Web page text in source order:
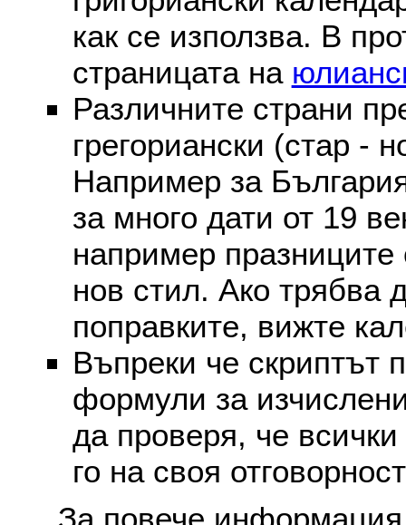
как се използва. В
страницата на
Различните страни
грегориански (стар -
Например за
за много дати от 19
например празниците
нов стил. Ако трябва
поправките, вижте
Въпреки че скриптът
формули за
да проверя, че
го на своя